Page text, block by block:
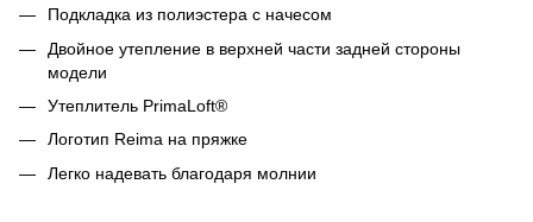
Подкладка из полиэстера с начесом
Двойное утепление в верхней части задней стороны
модели
Утеплитель PrimaLoft®
Логотип Reima на пряжке
Легко надевать благодаря молнии